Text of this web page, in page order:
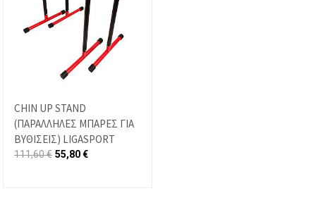
CHIN UP STAND
(ΠΑΡΑΛΛΗΛΕΣ ΜΠΑΡΕΣ ΓΙΑ
ΒΥΘΙΣΕΙΣ) LIGASPORT
111,60€ 55,80€